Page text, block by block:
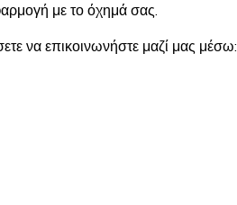
με το όχημά σας.
να επικοινωνήστε μαζί μας μέσω: